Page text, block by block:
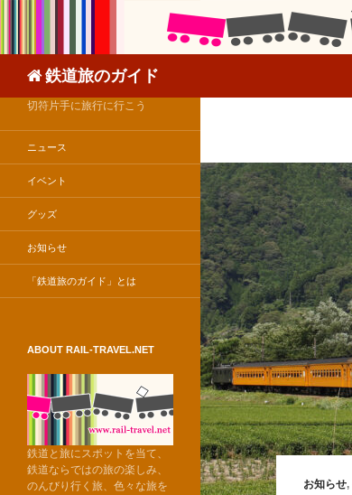
鉄道旅のガイド
お知らせ,
切符片手に旅行に行こう
ニュース
イベント
グッズ
お知らせ
「鉄道旅のガイド」とは
ABOUT RAIL-TRAVEL.NET
鉄道と旅にスポットを当て、
鉄道ならではの旅の楽しみ、
のんびり行く旅、色々な旅を